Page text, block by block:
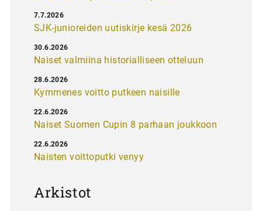
SJK-junioreiden uutiskirje kesä 2026
7.7.2026
Naiset valmiina historialliseen otteluun
30.6.2026
Kymmenes voitto putkeen naisille
28.6.2026
Naiset Suomen Cupin 8 parhaan joukkoon
22.6.2026
Naisten voittoputki venyy
22.6.2026
Arkistot